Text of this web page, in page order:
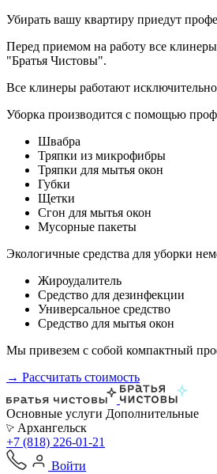
Убирать вашу квартиру приедут
Перед приемом на работу все
"Братья Чистовы".
Все клинеры работают
Уборка производится с помощью
Швабра
Тряпки из микрофибры
Тряпки для мытья окон
Губки
Щетки
Сгон для мытья окон
Мусорные пакеты
Экологичные средства для уборки
Жироудалитель
Средство для дезинфекции
Универсальное средство
Средство для мытья окон
Мы привезем с собой компактный
→ Рассчитать стоимость
Основные услуги Дополнительные
Архангельск
+7 (818) 226-01-21
Войти